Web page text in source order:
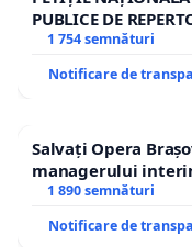
PUBLICE DE
1 754 semnături
Notificare de
Salvați Opera
managerului
1 890 semnături
Notificare de